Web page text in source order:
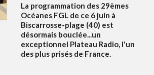
La programmation des 29èmes
Océanes FGL de ce 6 juin à
Biscarrosse-plage (40) est
désormais bouclée...un
exceptionnel Plateau Radio, l'un
des plus prisés de France.